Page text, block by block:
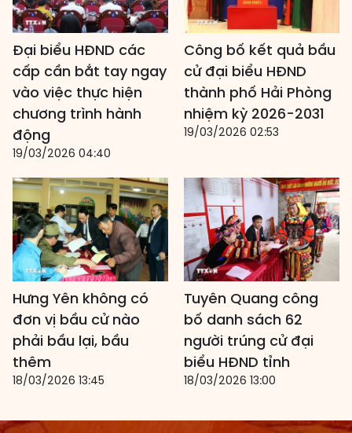
Đại biểu HĐND các
cấp cần bắt tay ngay
vào việc thực hiện
chương trình hành
động
19/03/2026 04:40
Công bố kết quả bầu
cử đại biểu HĐND
thành phố Hải Phòng
nhiệm kỳ 2026-2031
19/03/2026 02:53
Hưng Yên không có
đơn vị bầu cử nào
phải bầu lại, bầu
thêm
18/03/2026 13:45
Tuyên Quang công
bố danh sách 62
người trúng cử đại
biểu HĐND tỉnh
18/03/2026 13:00